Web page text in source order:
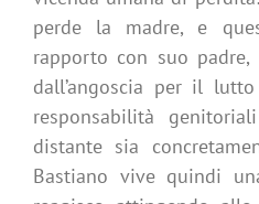
perde la madre, e
rapporto con suo
dall’angoscia per il
responsabilità
distante sia
Bastiano vive quindi